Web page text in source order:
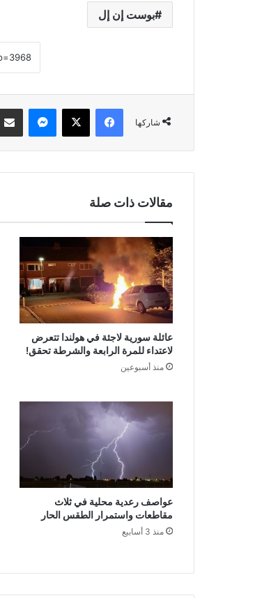
بوست إن إل
شاركها
فيسبوك ‫X ماسنجر
مقالات ذات صلة
عائلة سورية لاجئة في هولندا تتعرض
لاعتداء للمرة الرابعة والشرطة تحقق!
منذ أسبوعين
عواصف رعدية محلية في ثلاث
مقاطعات واستمرار الطقس الحار
منذ 3 أسابيع